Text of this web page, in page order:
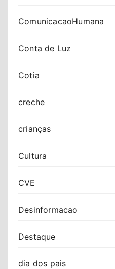
ComunicacaoHumana
Conta de Luz
Cotia
creche
crianças
Cultura
CVE
Desinformacao
Destaque
dia dos pais